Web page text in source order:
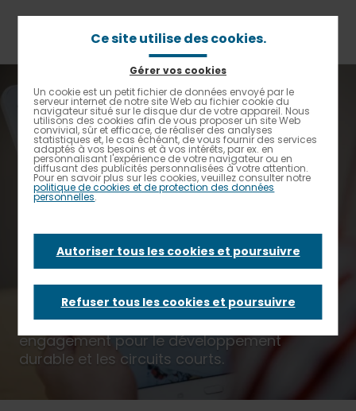
Contrastes renforcés
d'Ariane
Accueil
Un projet de restauration sur-mesure
La transparence pour votre projet
La transparence
pour votre projet
Parce qu’Elior ne s’engage pas à la légère,
nous consignons toutes nos promesses sur
notre outil Partnero pour vous permettre de
suivre jour après jour la qualité de notre
engagement pour le développement
durable et les circuits courts.
Ce site utilise des cookies.
Gérer vos cookies
Un cookie est un petit fichier de données envoyé par le
serveur internet de notre site Web au fichier cookie du
navigateur situé sur le disque dur de votre appareil. Nous
utilisons des cookies afin de vous proposer un site Web
convivial, sûr et efficace, de réaliser des analyses
statistiques et, le cas échéant, de vous fournir des services
adaptés à vos besoins et à vos intérêts, par ex. en
personnalisant l'expérience de votre navigateur ou en
diffusant des publicités personnalisées à votre attention.
Pour en savoir plus sur les cookies, veuillez consulter notre
politique de cookies et de protection des données
personnelles.
Autoriser tous les cookies et poursuivre
Refuser tous les cookies et poursuivre